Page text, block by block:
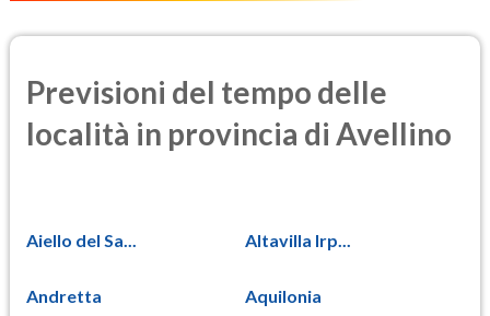
Previsioni del tempo delle
località in provincia di Avellino
Aiello del Sa... Altavilla Irp...
Andretta Aquilonia